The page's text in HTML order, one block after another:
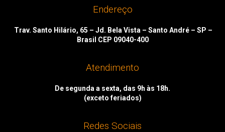
Endereço
Trav. Santo Hilário, 65 – Jd. Bela Vista – Santo André – SP –
Brasil CEP 09040-400
Atendimento
De segunda a sexta, das 9h às 18h.
(exceto feriados)
Redes Sociais